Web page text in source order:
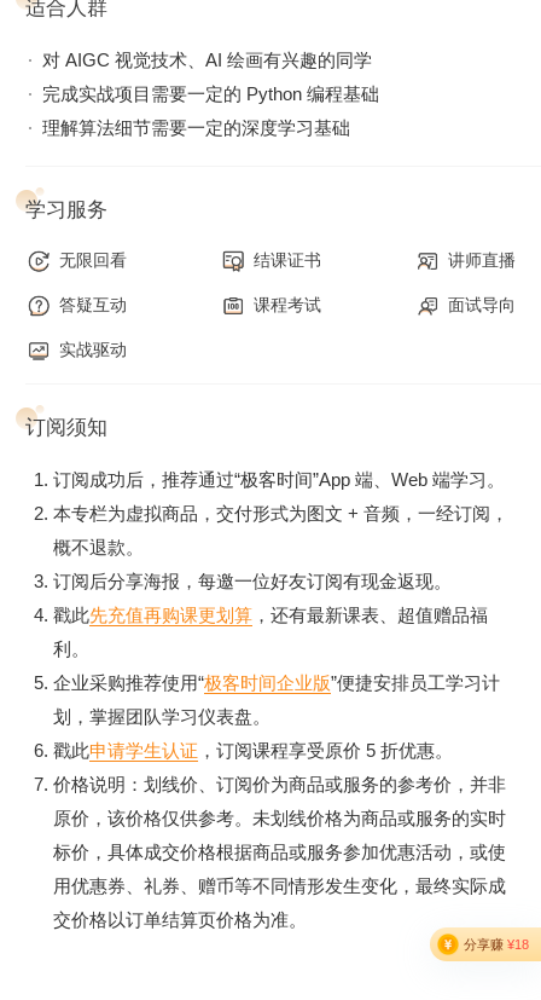
深入剖析 AI 绘画背后的“黑魔法”，让你真正了解 AI 算法从业
到扩散模型的全过程，并掌握扩散模型各个模块的算法原理。
这个模块的最后，还会带你自己动手训练一个扩散模型，为后
续进阶学习做好准备。
进阶篇
了解主流模型技术方案，包括 DALL-E 2、Imagen、Stable
Diffusion、DeepFloyd、Midjourney 等业界最新最火的模型。
掌握了这类技术的学习方法，未来你遇到新的 AI 绘画论文、
型，为后续实战演练打牢基础。
综合演练篇
结合前面所学，带你动手尝试各类 AI 绘画项目，包括训练
DreamBooth、LoRA 模型，使用 ControlNet 精细化控制内容
的生成，做出类似于 LensaAI 这样的相册类效果，借助
Stable Diffusion 给你的照片渲染出各色风格等等。最后，还会
分享 AI 视觉相关的前沿应用，帮你开阔视野。
学完整个课程，你不但能建立自己的 AI 绘画技术知识体系，
还能具备训练自己专属模型的能力，实现商用级别的图像效
果。课程的知识导图如下所示。
对 AIGC 视觉技术、AI 绘画有兴趣的同学
完成实战项目需要一定的 Python 编程基础
理解算法细节需要一定的深度学习基础
学习服务
无限回看 结课证书 讲师直播
答疑互动 课程考试 面试导向
实战驱动
订阅须知
订阅成功后，推荐通过“极客时间”App 端、Web 端学习。
本专栏为虚拟商品，交付形式为图文 + 音频，一经订阅，
概不退款。
订阅后分享海报，每邀一位好友订阅有现金返现。
戳此先充值再购课更划算 ，还有最新课表、超值赠品福
利。
企业采购推荐使用“极客时间企业版”便捷安排员工学习计
划，掌握团队学习仪表盘。
戳此申请学生认证 ，订阅课程享受原价 5 折优惠。
价格说明：划线价、订阅价为商品或服务的参考价，并非
原价，该价格仅供参考。未划线价格为商品或服务的实时
标价，具体成交价格根据商品或服务参加优惠活动，或使
用优惠券、礼券、赠币等不同情形发生变化，最终实际成
交价格以订单结算页价格为准。